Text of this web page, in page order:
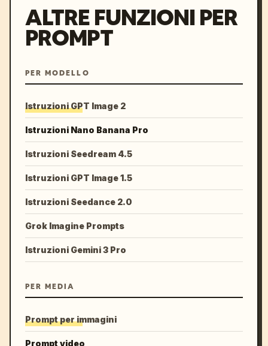
ALTRE FUNZIONI PER
PROMPT
PER MODELLO
Istruzioni GPT Image 2
Istruzioni Nano Banana Pro
Istruzioni Seedream 4.5
Istruzioni GPT Image 1.5
Istruzioni Seedance 2.0
Grok Imagine Prompts
Istruzioni Gemini 3 Pro
PER MEDIA
Prompt per immagini
Prompt video